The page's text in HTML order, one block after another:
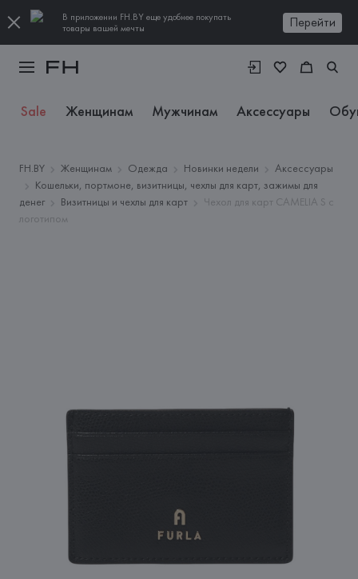
В приложении FH.BY еще удобнее покупать
товары вашей мечты
Перейти
Sale Женщинам Мужчинам Аксессуары
FH.BY Женщинам Одежда Новинки недели
Аксессуары
Кошельки, портмоне, визитницы, чехлы для карт, зажимы для
денег
Визитницы и чехлы для карт
Чехол для карт CAMELIA S с
логотипом